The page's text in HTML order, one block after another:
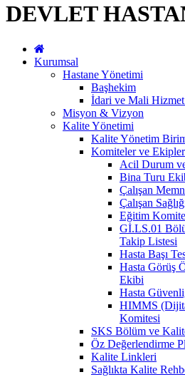
DEVLET
Kurumsal
Hastane Yönetimi
Başhekim
İdari ve Mali
Misyon & Vizyon
Kalite Yönetimi
Kalite Yönetim
Komiteler ve Ekipler
Acil Durum
Bina Turu
Çalışan
Çalışan
Eğitim
Gİ.LS.01
Takip Listesi
Hasta Başı
Hasta Görüş
Ekibi
Hasta
HIMMS
Komitesi
SKS Bölüm ve
Öz Değerlendirme
Kalite Linkleri
Sağlıkta Kalite